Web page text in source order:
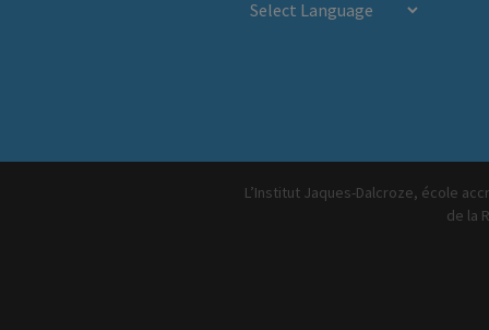
L’Institut Jaques-Dalcroze, école
de la